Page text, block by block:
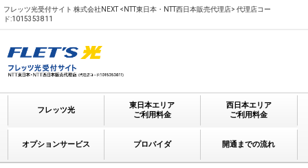
フレッツ光受付サイト 株式会社NEXT <NTT東日本・NTT西日本販売代理店> 代理店コー
ド:1015353811
フレッツ光
東日本エリア
ご利用料金
西日本エリア
ご利用料金
オプションサービス プロバイダ 開通までの流れ